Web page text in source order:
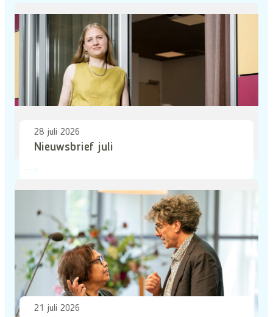
28 juli 2026
Nieuwsbrief juli
21 juli 2026